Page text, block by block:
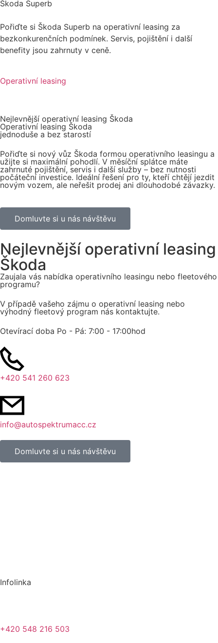
Škoda Superb
Pořiďte si Škoda Superb na operativní leasing za
bezkonkurenčních podmínek. Servis, pojištění i další
benefity jsou zahrnuty v ceně.
Operativní leasing
Nejlevnější operativní leasing Škoda
Operativní leasing Škoda
jednoduše a bez starostí
Pořiďte si nový vůz Škoda formou operativního leasingu a
užijte si maximální pohodlí. V měsíční splátce máte
zahrnuté pojištění, servis i další služby – bez nutnosti
počáteční investice. Ideální řešení pro ty, kteří chtějí jezdit
novým vozem, ale neřešit prodej ani dlouhodobé závazky.
Domluvte si u nás návštěvu
Nejlevnější operativní leasing
Škoda
Zaujala vás nabídka operativního leasingu nebo fleetového
programu?
V případě vašeho zájmu o operativní leasing nebo
výhodný fleetový program nás kontaktujte.
Otevírací doba Po - Pá: 7:00 - 17:00hod
+420 541 260 623
info@autospektrumacc.cz
Domluvte si u nás návštěvu
Infolinka
+420 548 216 503